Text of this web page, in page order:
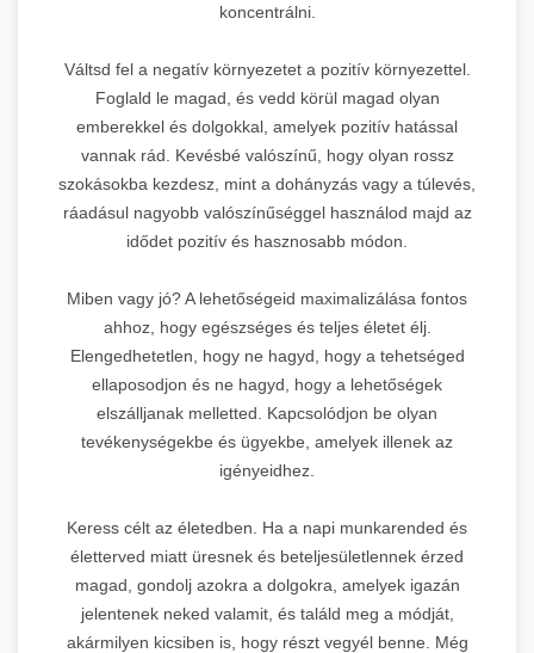
koncentrálni.
Váltsd fel a negatív környezetet a pozitív környezettel.
Foglald le magad, és vedd körül magad olyan
emberekkel és dolgokkal, amelyek pozitív hatással
vannak rád. Kevésbé valószínű, hogy olyan rossz
szokásokba kezdesz, mint a dohányzás vagy a túlevés,
ráadásul nagyobb valószínűséggel használod majd az
idődet pozitív és hasznosabb módon.
Miben vagy jó? A lehetőségeid maximalizálása fontos
ahhoz, hogy egészséges és teljes életet élj.
Elengedhetetlen, hogy ne hagyd, hogy a tehetséged
ellaposodjon és ne hagyd, hogy a lehetőségek
elszálljanak melletted. Kapcsolódjon be olyan
tevékenységekbe és ügyekbe, amelyek illenek az
igényeidhez.
Keress célt az életedben. Ha a napi munkarended és
életterved miatt üresnek és beteljesületlennek érzed
magad, gondolj azokra a dolgokra, amelyek igazán
jelentenek neked valamit, és találd meg a módját,
akármilyen kicsiben is, hogy részt vegyél benne. Még